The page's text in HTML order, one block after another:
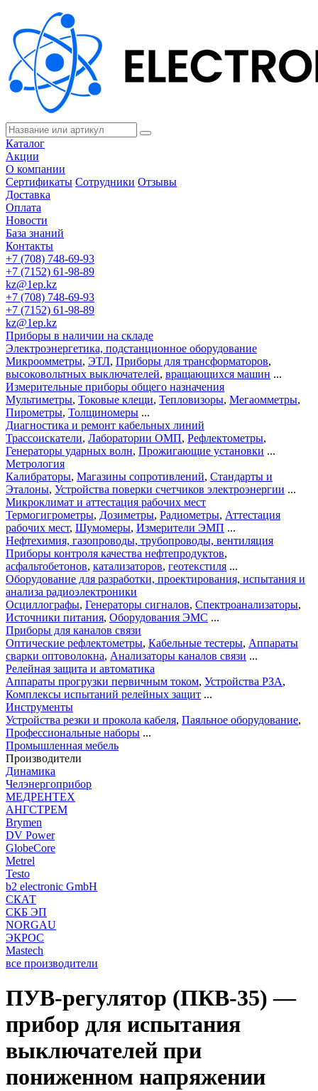
Каталог
Акции
О компании
Сертификаты Сотрудники Отзывы
Доставка
Оплата
Новости
База знаний
Контакты
+7 (708) 748-69-93
+7 (7152) 61-98-89
kz@1ep.kz
+7 (708) 748-69-93
+7 (7152) 61-98-89
kz@1ep.kz
Приборы в наличии на складе
Электроэнергетика, подстанционное оборудование
Микроомметры, ЭТЛ, Приборы для трансформаторов,
высоковольтных выключателей, вращающихся машин ...
Измерительные приборы общего назначения
Мультиметры, Токовые клещи, Тепловизоры, Мегаомметры,
Пирометры, Толщиномеры ...
Диагностика и ремонт кабельных линий
Трассоискатели, Лаборатории ОМП, Рефлектометры,
Генераторы ударных волн, Прожигающие установки ...
Метрология
Калибраторы, Магазины сопротивлений, Стандарты и
Эталоны, Устройства поверки счетчиков электроэнергии ...
Микроклимат и аттестация рабочих мест
Термогигрометры, Дозиметры, Радиометры, Аттестация
рабочих мест, Шумомеры, Измерители ЭМП ...
Нефтехимия, газопроводы, трубопроводы, вентиляция
Приборы контроля качества нефтепродуктов,
асфальтобетонов, катализаторов, геотекстиля ...
Оборудование для разработки, проектирования, испытания и
анализа радиоэлектроники
Осциллографы, Генераторы сигналов, Спектроанализаторы,
Источники питания, Оборудования ЭМС ...
Приборы для каналов связи
Оптические рефлектометры, Кабельные тестеры, Аппараты
сварки оптоволокна, Анализаторы каналов связи ...
Релейная защита и автоматика
Аппараты прогрузки первичным током, Устройства РЗА,
Комплексы испытаний релейных защит ...
Инструменты
Устройства резки и прокола кабеля, Паяльное оборудование,
Профессиональные наборы ...
Промышленная мебель
Производители
Динамика
Челэнергоприбор
МЕДРЕНТЕХ
АНГСТРЕМ
Brymen
DV Power
GlobeCore
Metrel
Testo
b2 electronic GmbH
СКАТ
СКБ ЭП
NORGAU
ЭКРОС
Mastech
все производители
ПУВ-регулятор (ПКВ-35) —
прибор для испытания
выключателей при
пониженном напряжении